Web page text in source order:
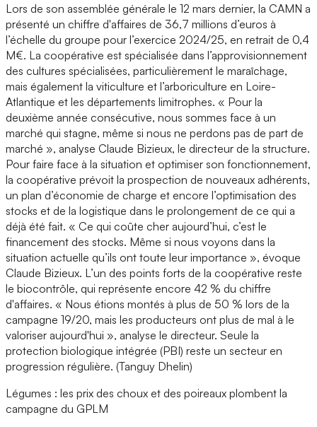
Lors de son assemblée générale le 12 mars dernier, la CAMN a
présenté un chiffre d'affaires de 36,7 millions d’euros à
l’échelle du groupe pour l’exercice 2024/25, en retrait de 0,4
M€. La coopérative est spécialisée dans l’approvisionnement
des cultures spécialisées, particulièrement le maraîchage,
mais également la viticulture et l’arboriculture en Loire-
Atlantique et les départements limitrophes. « Pour la
deuxième année consécutive, nous sommes face à un
marché qui stagne, même si nous ne perdons pas de part de
marché », analyse Claude Bizieux, le directeur de la structure.
Pour faire face à la situation et optimiser son fonctionnement,
la coopérative prévoit la prospection de nouveaux adhérents,
un plan d’économie de charge et encore l’optimisation des
stocks et de la logistique dans le prolongement de ce qui a
déjà été fait. « Ce qui coûte cher aujourd’hui, c’est le
financement des stocks. Même si nous voyons dans la
situation actuelle qu’ils ont toute leur importance », évoque
Claude Bizieux. L’un des points forts de la coopérative reste
le biocontrôle, qui représente encore 42 % du chiffre
d'affaires. « Nous étions montés à plus de 50 % lors de la
campagne 19/20, mais les producteurs ont plus de mal à le
valoriser aujourd'hui », analyse le directeur. Seule la
protection biologique intégrée (PBI) reste un secteur en
progression régulière. (Tanguy Dhelin)
Légumes : les prix des choux et des poireaux plombent la
campagne du GPLM